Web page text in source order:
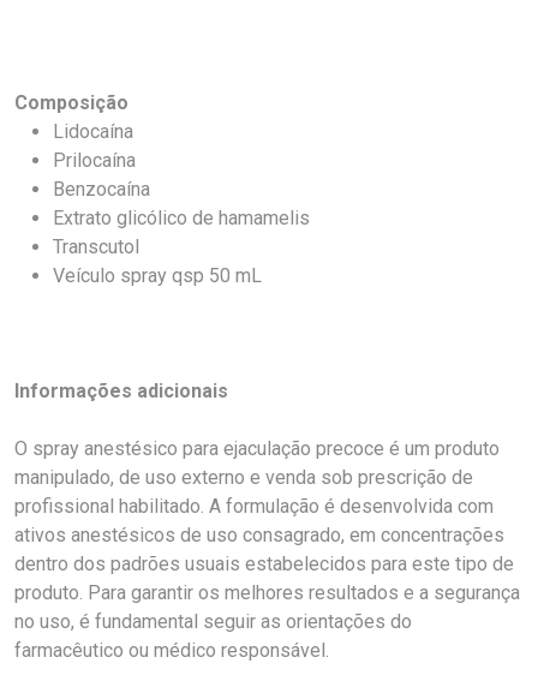
Composição
Lidocaína
Prilocaína
Benzocaína
Extrato glicólico de hamamelis
Transcutol
Veículo spray qsp 50 mL
Informações adicionais
O spray anestésico para ejaculação precoce é um produto
manipulado, de uso externo e venda sob prescrição de
profissional habilitado. A formulação é desenvolvida com
ativos anestésicos de uso consagrado, em concentrações
dentro dos padrões usuais estabelecidos para este tipo de
produto. Para garantir os melhores resultados e a segurança
no uso, é fundamental seguir as orientações do
farmacêutico ou médico responsável.